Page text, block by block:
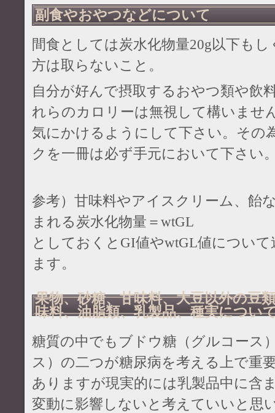
副食やおやつなどについて
間食としては炭水化物量20g以下も
方は取らないこと。
自分が好んで摂取するおやつ類や飲
れらのカロリーは無視して構いませ
気にかけるようにして下さい。その
クを一冊は必ず手元において下さい
参考）甘味料やアイスクリーム、飴
まれる炭水化物量＝wtGL
としておくとGI値やwtGL値につい
ます。
果物、砂糖、甘味料、大豆以外の豆
味料、油脂類、乳製品、種実につい
糖質の中でもブドウ糖（グルコース
ス）の二つが糖尿病を考える上で重
ありますが現実的には乳製品中に含
変動に影響しないと考えていいと思